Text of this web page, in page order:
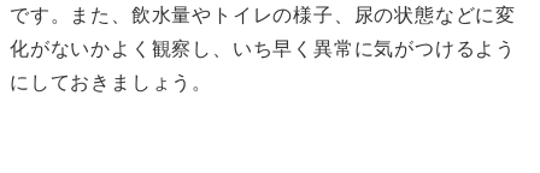
です。また、飲水量やトイレの様子、尿の状態などに変
化がないかよく観察し、いち早く異常に気がつけるよう
にしておきましょう。